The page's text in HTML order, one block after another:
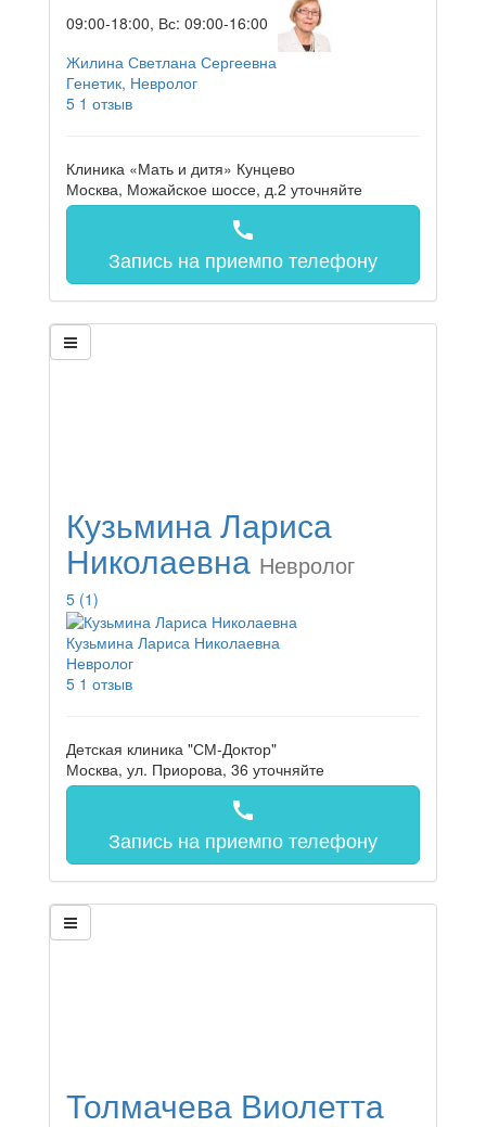
09:00-18:00, Вс: 09:00-16:00
Жилина Светлана Сергеевна
Генетик, Невролог
5 1 отзыв
Клиника «Мать и дитя» Кунцево
Москва, Можайское шоссе, д.2 уточняйте
call
Запись на приемпо телефону
Кузьмина Лариса
Николаевна Невролог
5 (1)
Кузьмина Лариса Николаевна
Невролог
5 1 отзыв
Детская клиника "СМ-Доктор"
Москва, ул. Приорова, 36 уточняйте
call
Запись на приемпо телефону
Толмачева Виолетта